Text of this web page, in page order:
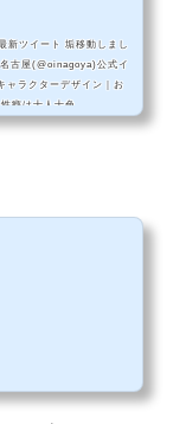
ツイート 垢移動しまし
古屋(@oinagoya)公式イ
ャラクターデザイン｜お
癖は十人十色